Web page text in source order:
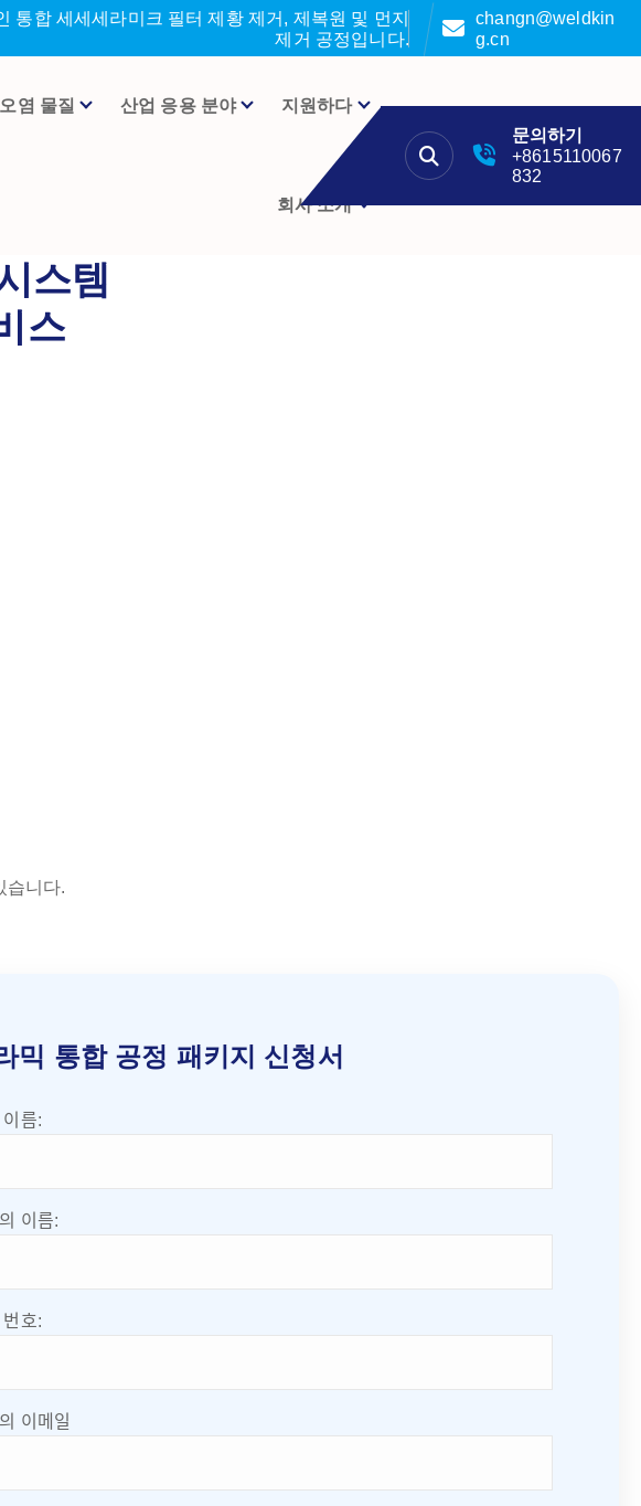
통합 세세세라미크 필터 제황 제거, 제복원 및 먼지
제거 공정입니다.
changn@weldkin
g.cn
오염 물질 산업 응용 분야 지원하다
회사 소개
문의하기
+8615110067
832
스템
스
습니다.
믹 통합 공정 패키지 신청서
이름:
이름:
번호:
이메일